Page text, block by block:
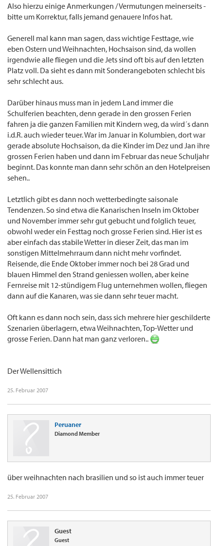
Also hierzu einige Anmerkungen / Vermutungen meinerseits -
bitte um Korrektur, falls jemand genauere Infos hat.
Generell mal kann man sagen, dass wichtige Festtage, wie
eben Ostern und Weihnachten, Hochsaison sind, da wollen
irgendwie alle fliegen und die Jets sind oft bis auf den letzten
Platz voll. Da sieht es dann mit Sonderangeboten schlecht bis
sehr schlecht aus.
Darüber hinaus muss man in jedem Land immer die
Schulferien beachten, denn gerade in den grossen Ferien
fahren ja die ganzen Familien mit Kindern weg, da wird´s dann
i.d.R. auch wieder teuer. War im Januar in Kolumbien, dort war
gerade absolute Hochsaison, da die Kinder im Dez und Jan ihre
grossen Ferien haben und dann im Februar das neue Schuljahr
beginnt. Das konnte man dann sehr schön an den Hotelpreisen
sehen..
Letztlich gibt es dann noch wetterbedingte saisonale
Tendenzen. So sind etwa die Kanarischen Inseln im Oktober
und November immer sehr gut gebucht und folglich teuer,
obwohl weder ein Festtag noch grosse Ferien sind. Hier ist es
aber einfach das stabile Wetter in dieser Zeit, das man im
sonstigen Mittelmehrraum dann nicht mehr vorfindet.
Reisende, die Ende Oktober immer noch bei 28 Grad und
blauen Himmel den Strand geniessen wollen, aber keine
Fernreise mit 12-stündigem Flug unternehmen wollen, fliegen
dann auf die Kanaren, was sie dann sehr teuer macht.
Oft kann es dann noch sein, dass sich mehrere hier geschilderte
Szenarien überlagern, etwa Weihnachten, Top-Wetter und
grosse Ferien. Dann hat man ganz verloren..
Der Wellensittich
25. Februar 2007
Peruaner
Diamond Member
über weihnachten nach brasilien und so ist auch immer teuer
25. Februar 2007
Guest
Guest